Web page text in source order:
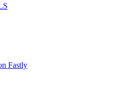
Fastly